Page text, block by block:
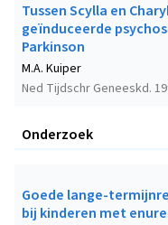
Tussen Scylla en
geïnduceerde
Parkinson
Ned Tijdschr Geneeskd.
M.A. Kuiper
Onderzoek
Goede lange-
bij kinderen met